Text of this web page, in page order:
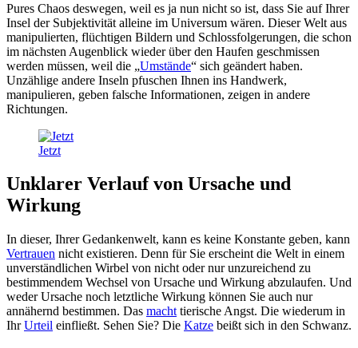
Pures Chaos deswegen, weil es ja nun nicht so ist, dass Sie auf Ihrer
Insel der Subjektivität alleine im Universum wären. Dieser Welt aus
manipulierten, flüchtigen Bildern und Schlossfolgerungen, die schon
im nächsten Augenblick wieder über den Haufen geschmissen
werden müssen, weil die „Umstände“ sich geändert haben.
Unzählige andere Inseln pfuschen Ihnen ins Handwerk,
manipulieren, geben falsche Informationen, zeigen in andere
Richtungen.
Jetzt
Unklarer Verlauf von Ursache und
Wirkung
In dieser, Ihrer Gedankenwelt, kann es keine Konstante geben, kann
Vertrauen nicht existieren. Denn für Sie erscheint die Welt in einem
unverständlichen Wirbel von nicht oder nur unzureichend zu
bestimmendem Wechsel von Ursache und Wirkung abzulaufen. Und
weder Ursache noch letztliche Wirkung können Sie auch nur
annähernd bestimmen. Das macht tierische Angst. Die wiederum in
IhrUrteil einfließt. Sehen Sie? Die Katze beißt sich in den Schwanz.